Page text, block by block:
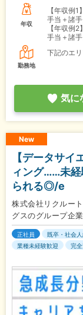
年収
【年収例1】
手当＋諸手
【年収例2】
手当＋諸手
勤務地
下記のエ
気に
New
【データサ
ィング……未経
られる◎/e
株式会社リクルー
グスのグループ企業
正社員 既卒・社会
業種未経験歓迎
完